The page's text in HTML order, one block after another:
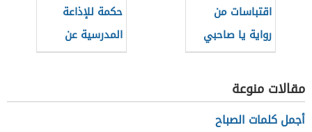
اقتباسات من
رواية يا صاحبي
السجن
حكمة للإذاعة
المدرسية عن
الأخلاق
مقالات منوعة
أجمل كلمات الصباح